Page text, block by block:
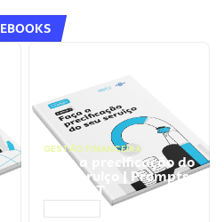
EBOOKS
GESTÃO FINANCEIRA
Faça a precificação do
seu serviço | Prompts
ChatGPT